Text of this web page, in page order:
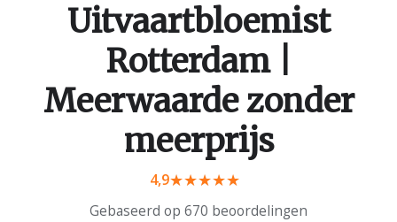
Uitvaartbloemist
Rotterdam |
Meerwaarde zonder
meerprijs
4,9
Gebaseerd op 670 beoordelingen